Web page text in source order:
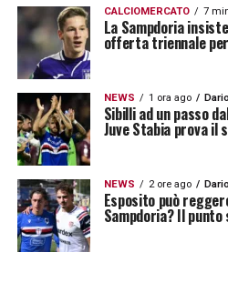
CALCIOMERCATO 7
La Sampdoria
offerta triennale
NEWS 1 ora ago
Sibilli ad un passo
Juve Stabia prova il
NEWS 2 ore ago
Esposito può
Sampdoria? Il